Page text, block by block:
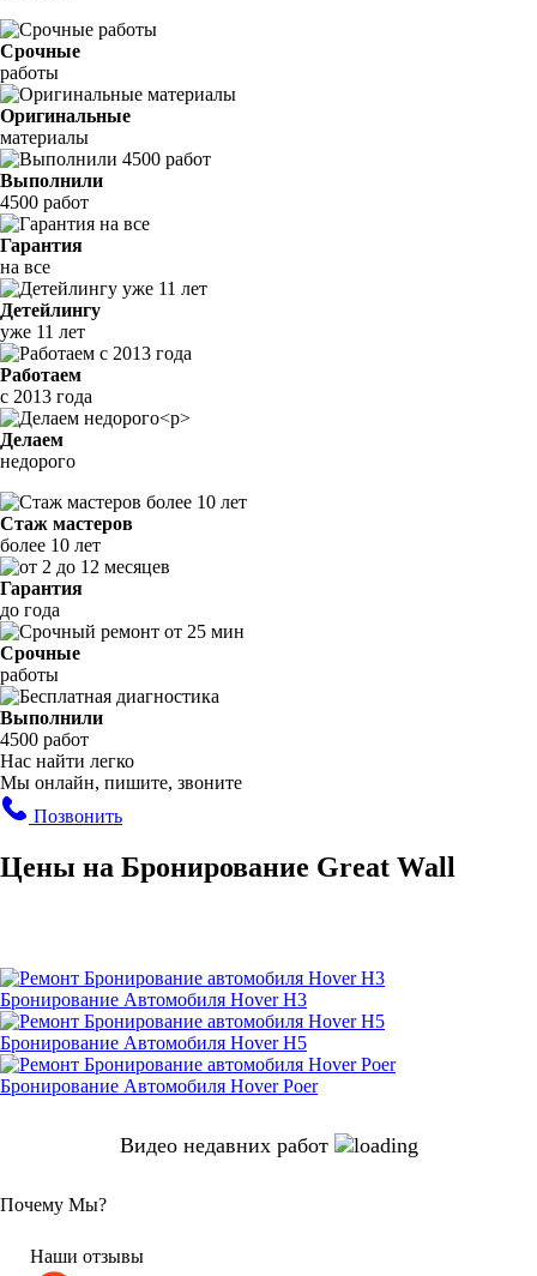
Срочные
работы
Оригинальные
материалы
Выполнили
4500 работ
Гарантия
на все
Детейлингу
уже 11 лет
Работаем
с 2013 года
Делаем
недорого
Стаж мастеров
более 10 лет
Гарантия
до года
Срочные
работы
Выполнили
4500 работ
Нас найти легко
Мы онлайн, пишите, звоните
Позвонить
Цены на Бронирование Great Wall
Бронирование Автомобиля Hover H3
Бронирование Автомобиля Hover H5
Бронирование Автомобиля Hover Poer
Видео недавних работ
Почему Мы?
Наши отзывы